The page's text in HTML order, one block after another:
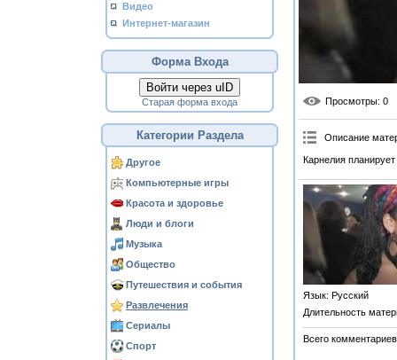
Видео
Интернет-магазин
Форма Входа
Войти через uID
Старая форма входа
Категории Раздела
Другое
Компьютерные игры
Красота и здоровье
Люди и блоги
Музыка
Общество
Путешествия и события
Развлечения
Сериалы
Спорт
Просмотры: 0
Описание
Карнелия
Язык: Русский
Длительность
Всего комментариев